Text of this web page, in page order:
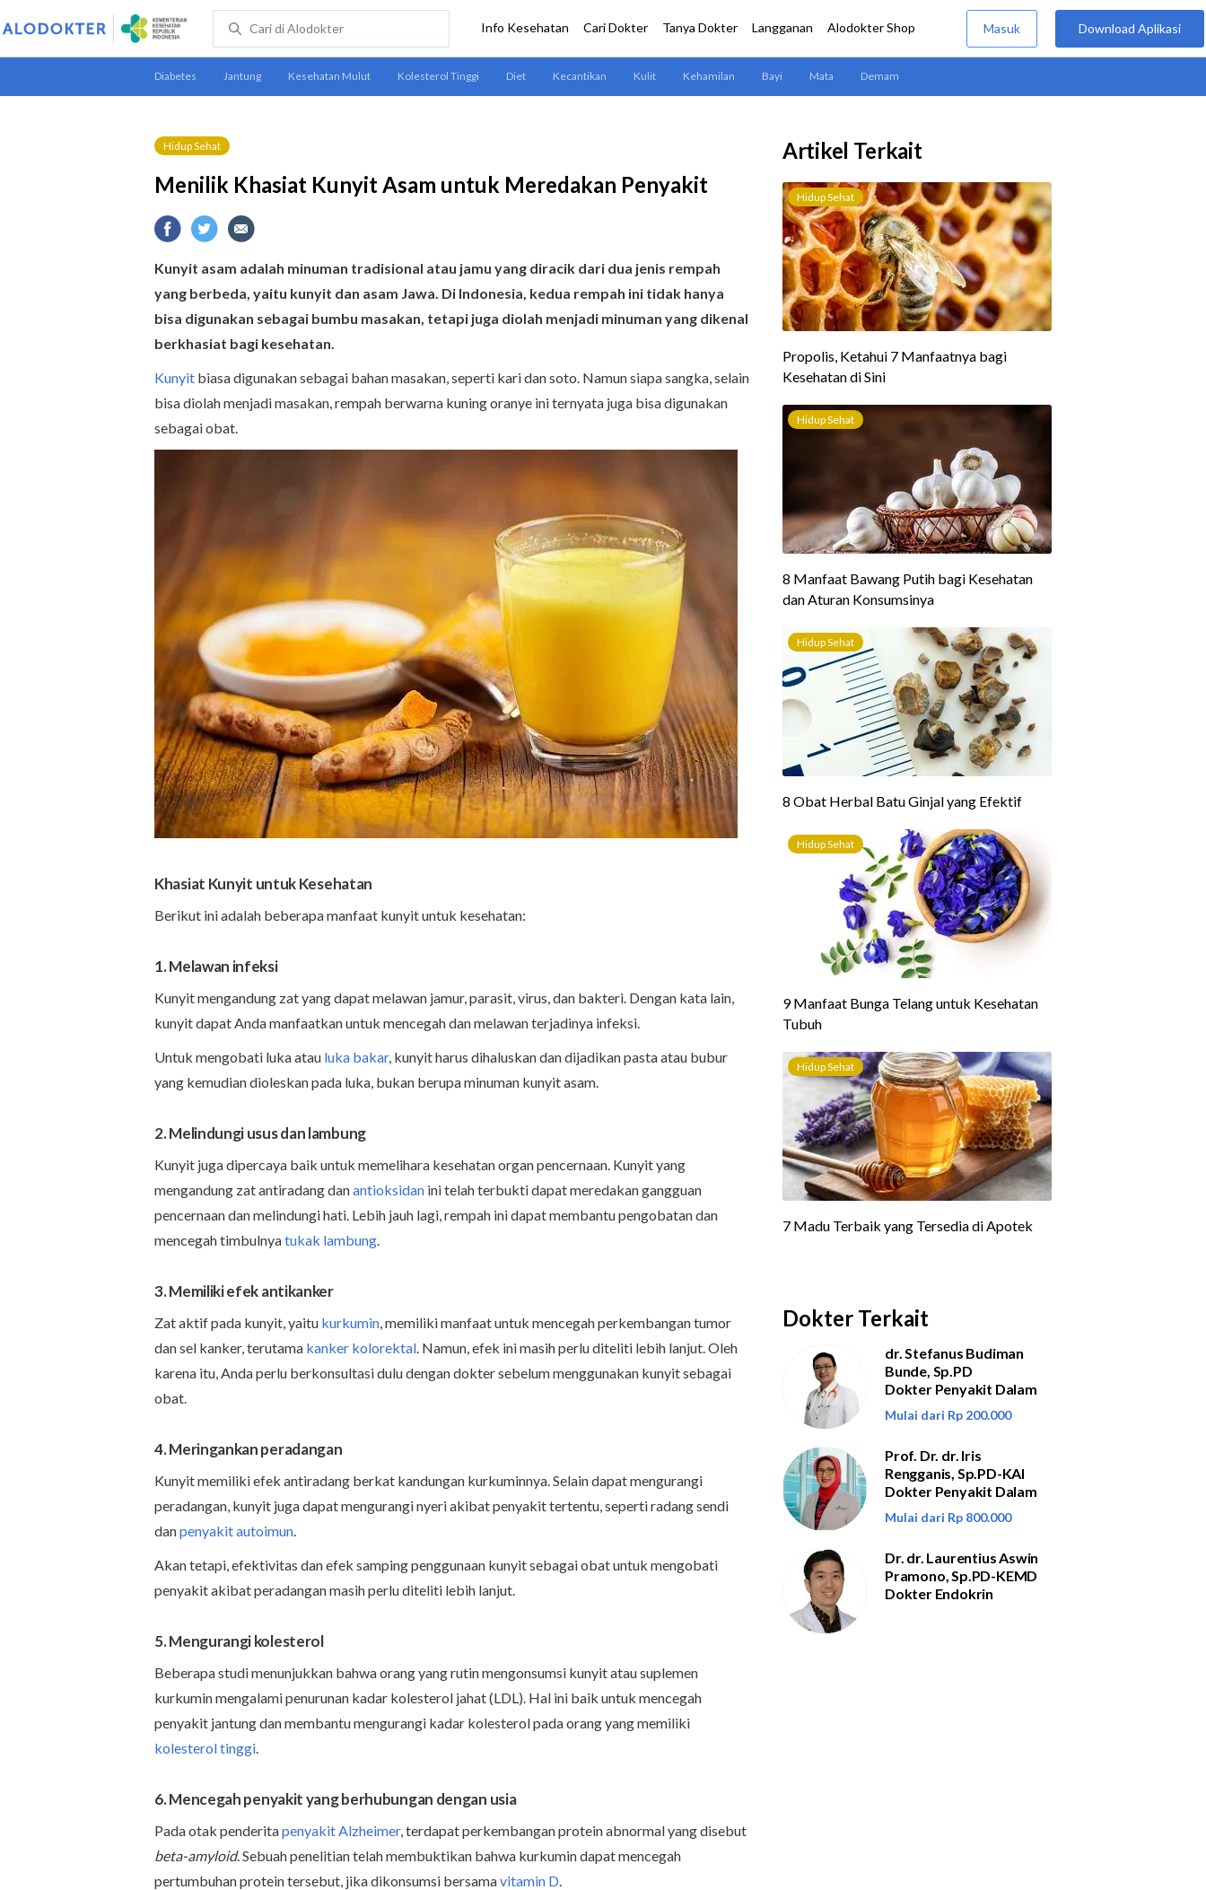
Hidup Sehat
Menilik Khasiat Kunyit Asam untuk Meredakan Penyakit
Kunyit asam adalah minuman tradisional atau jamu yang diracik dari dua jenis rempah
yang berbeda, yaitu kunyit dan asam Jawa. Di Indonesia, kedua rempah ini tidak hanya
bisa digunakan sebagai bumbu masakan, tetapi juga diolah menjadi minuman yang dikenal
berkhasiat bagi kesehatan.
Kunyit biasa digunakan sebagai bahan masakan, seperti kari dan soto. Namun siapa sangka, selain
bisa diolah menjadi masakan, rempah berwarna kuning oranye ini ternyata juga bisa digunakan
sebagai obat.
Khasiat Kunyit untuk Kesehatan
Berikut ini adalah beberapa manfaat kunyit untuk kesehatan:
1. Melawan infeksi
Kunyit mengandung zat yang dapat melawan jamur, parasit, virus, dan bakteri. Dengan kata lain,
kunyit dapat Anda manfaatkan untuk mencegah dan melawan terjadinya infeksi.
Untuk mengobati luka atau luka bakar, kunyit harus dihaluskan dan dijadikan pasta atau bubur
yang kemudian dioleskan pada luka, bukan berupa minuman kunyit asam.
2. Melindungi usus dan lambung
Kunyit juga dipercaya baik untuk memelihara kesehatan organ pencernaan. Kunyit yang
mengandung zat antiradang danantioksidan ini telah terbukti dapat meredakan gangguan
pencernaan dan melindungi hati. Lebih jauh lagi, rempah ini dapat membantu pengobatan dan
mencegah timbulnyatukak lambung.
3. Memiliki efek antikanker
Zat aktif pada kunyit, yaitu kurkumin, memiliki manfaat untuk mencegah perkembangan tumor
dan sel kanker, terutama kanker kolorektal. Namun, efek ini masih perlu diteliti lebih lanjut. Oleh
karena itu, Anda perlu berkonsultasi dulu dengan dokter sebelum menggunakan kunyit sebagai
obat.
4. Meringankan peradangan
Kunyit memiliki efek antiradang berkat kandungan kurkuminnya. Selain dapat mengurangi
peradangan, kunyit juga dapat mengurangi nyeri akibat penyakit tertentu, seperti radang sendi
danpenyakit autoimun.
Akan tetapi, efektivitas dan efek samping penggunaan kunyit sebagai obat untuk mengobati
penyakit akibat peradangan masih perlu diteliti lebih lanjut.
5. Mengurangi kolesterol
Beberapa studi menunjukkan bahwa orang yang rutin mengonsumsi kunyit atau suplemen
kurkumin mengalami penurunan kadar kolesterol jahat (LDL). Hal ini baik untuk mencegah
penyakit jantung dan membantu mengurangi kadar kolesterol pada orang yang memiliki
kolesterol tinggi.
6. Mencegahpenyakit yang berhubungan dengan usia
Pada otak penderitapenyakit Alzheimer, terdapat perkembangan protein abnormal yang disebut
beta-amyloid. Sebuah penelitian telah membuktikan bahwa kurkumin dapat mencegah
pertumbuhan protein tersebut, jika dikonsumsi bersamavitamin D.
Artikel Terkait
Dokter Terkait